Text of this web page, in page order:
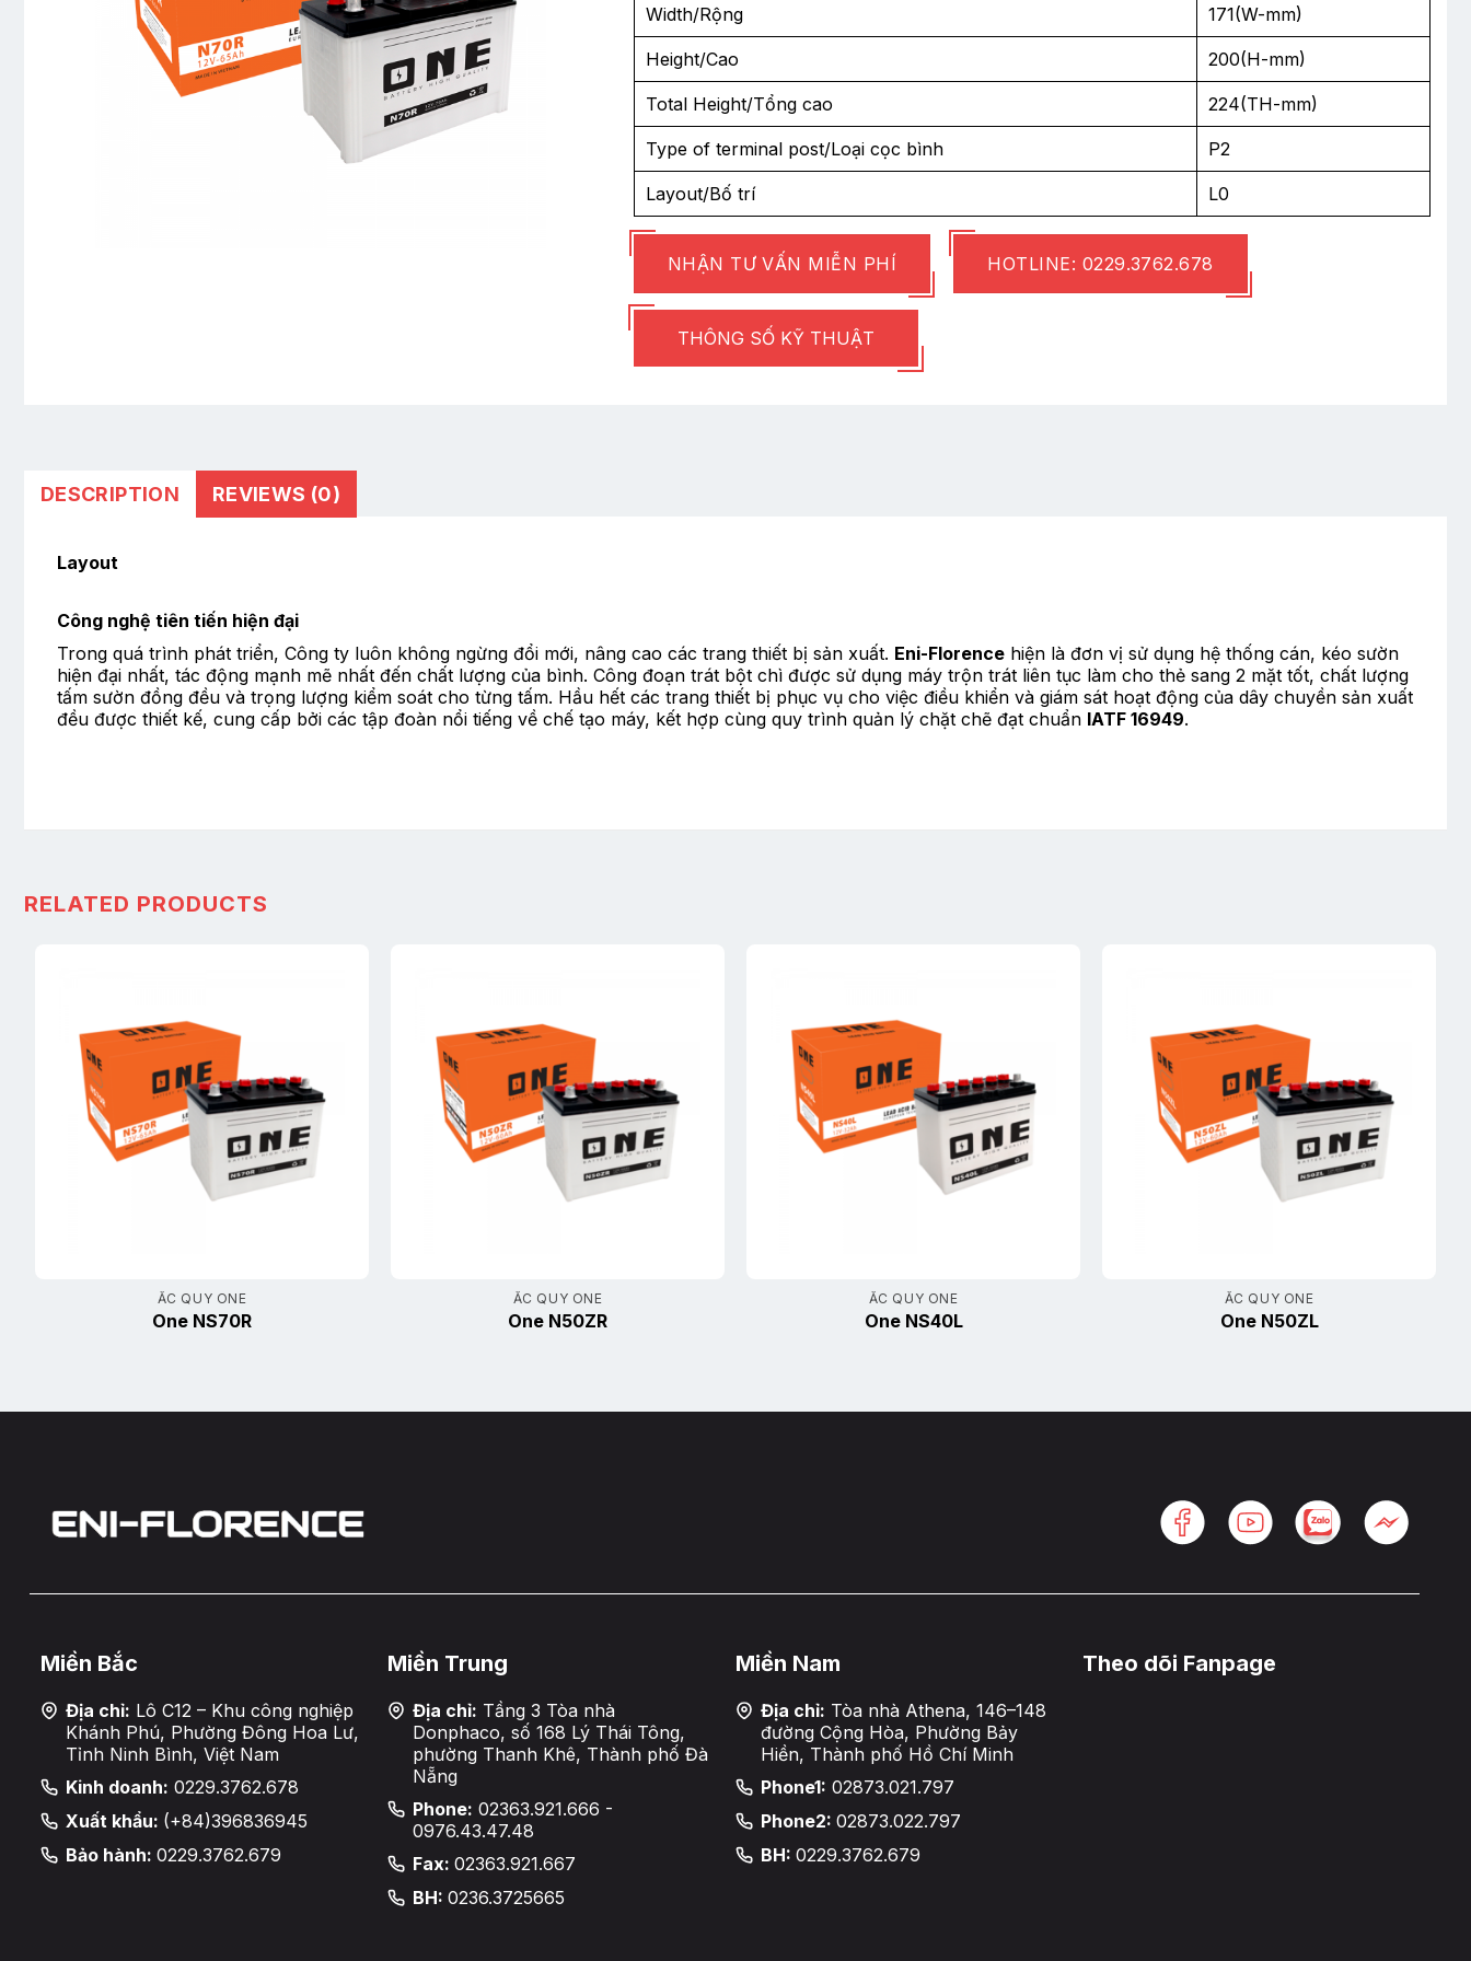
Width/Rộng 171(W-mm)
Height/Cao 200(H-mm)
Total Height/Tổng cao 224(TH-mm)
Type of terminal post/Loại cọc bình P2
Layout/Bố trí L0
NHẬN TƯ VẤN MIỄN PHÍ HOTLINE: 0229.3762.678
THÔNG SỐ KỸ THUẬT
DESCRIPTION REVIEWS (0)
Layout
Công nghệ tiên tiến hiện đại
Trong quá trình phát triển, Công ty luôn không ngừng đổi mới, nâng cao các trang thiết bị sản xuất. Eni-Florence hiện là đơn vị sử dụng hệ thống cán, kéo sườn
hiện đại nhất, tác động mạnh mẽ nhất đến chất lượng của bình. Công đoạn trát bột chì được sử dụng máy trộn trát liên tục làm cho thẻ sang 2 mặt tốt, chất lượng
tấm sườn đồng đều và trọng lượng kiểm soát cho từng tấm. Hầu hết các trang thiết bị phục vụ cho việc điều khiển và giám sát hoạt động của dây chuyền sản xuất
đều được thiết kế, cung cấp bởi các tập đoàn nổi tiếng về chế tạo máy, kết hợp cùng quy trình quản lý chặt chẽ đạt chuẩn IATF 16949.
RELATED PRODUCTS
ẮC QUY ONE
One NS70R
ẮC QUY ONE
One N50ZR
ẮC QUY ONE
One NS40L
ẮC QUY ONE
One N50ZL
Miền Bắc
Địa chỉ: Lô C12 – Khu công nghiệp
Khánh Phú, Phường Đông Hoa Lư,
Tỉnh Ninh Bình, Việt Nam
Kinh doanh: 0229.3762.678
Xuất khẩu: (+84)396836945
Bảo hành: 0229.3762.679
Miền Trung
Địa chỉ: Tầng 3 Tòa nhà
Donphaco, số 168 Lý Thái Tông,
phường Thanh Khê, Thành phố Đà
Nẵng
Phone: 02363.921.666 -
0976.43.47.48
Fax:02363.921.667
BH:0236.3725665
Miền Nam
Địa chỉ: Tòa nhà Athena, 146–148
đường Cộng Hòa, Phường Bảy
Hiền, Thành phố Hồ Chí Minh
Phone1: 02873.021.797
Phone2: 02873.022.797
BH: 0229.3762.679
Theo dõi Fanpage